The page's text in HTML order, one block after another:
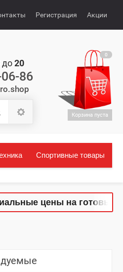
Регистрация Акции
до20
86
0
Корзина пуста
Спортивные товары
на готовые